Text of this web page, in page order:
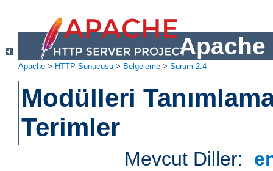
Apache
Apache > HTTP Sunucusu > Belgeleme > Sürüm 2.4
Modülleri
Terimler
Mevcut Diller: